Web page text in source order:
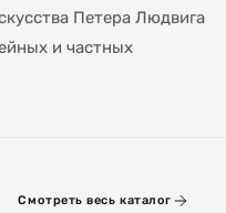
Петера Людвига
и частных
Смотреть весь каталог